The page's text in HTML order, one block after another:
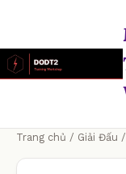
Trang chủ / Giải Đấu